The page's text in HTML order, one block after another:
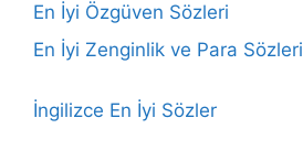
En İyi Özgüven Sözleri
En İyi Zenginlik ve Para Sözleri
İngilizce En İyi Sözler